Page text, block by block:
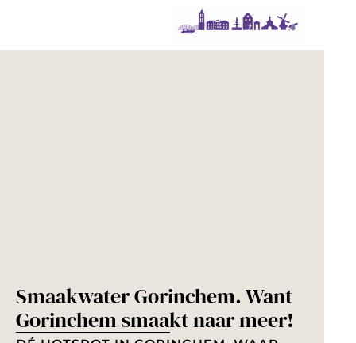
m
e
Smaakwater Gorinchem. Want
Gorinchem smaakt naar meer!